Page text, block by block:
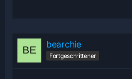
bearchie
Fortgeschrittener